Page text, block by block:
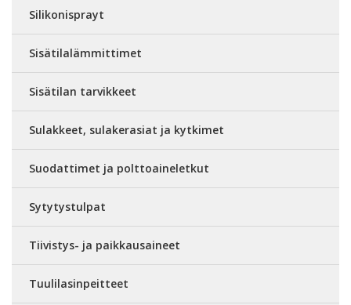
Silikonisprayt
Sisätilalämmittimet
Sisätilan tarvikkeet
Sulakkeet, sulakerasiat ja kytkimet
Suodattimet ja polttoaineletkut
Sytytystulpat
Tiivistys- ja paikkausaineet
Tuulilasinpeitteet